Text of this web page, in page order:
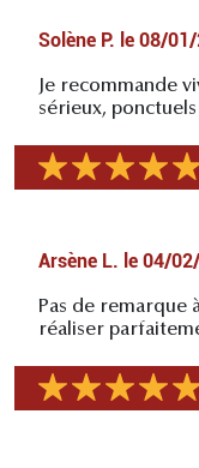
Solène P. le 08/
Je recommande
sérieux,
Arsène L. le 04/
Pas de remarque
réaliser